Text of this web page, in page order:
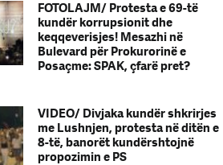
FOTOLAJM/ Protesta e 69-të
kundër korrupsionit dhe
keqqeverisjes! Mesazhi në
Bulevard për Prokurorinë e
Posaçme: SPAK, çfarë pret?
VIDEO/ Divjaka kundër shkrirjes
me Lushnjen, protesta në ditën e
8-të, banorët kundërshtojnë
propozimin e PS